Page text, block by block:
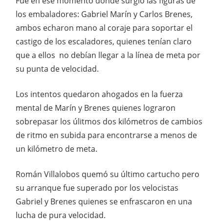
los embaladores: Gabriel Marín y Carlos Brenes,
ambos echaron mano al coraje para soportar el
castigo de los escaladores, quienes tenían claro
que a ellos no debían llegar a la línea de meta por
su punta de velocidad.
Los intentos quedaron ahogados en la fuerza
mental de Marín y Brenes quienes lograron
sobrepasar los úlitmos dos kilómetros de cambios
de ritmo en subida para encontrarse a menos de
un kilómetro de meta.
Román Villalobos quemó su último cartucho pero
su arranque fue superado por los velocistas
Gabriel y Brenes quienes se enfrascaron en una
lucha de pura velocidad.